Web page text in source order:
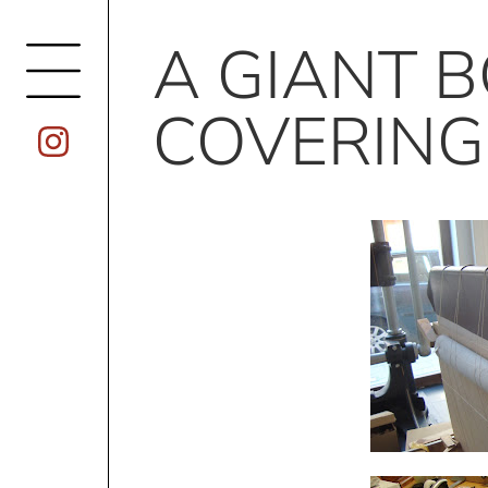
A GIANT
COVERING